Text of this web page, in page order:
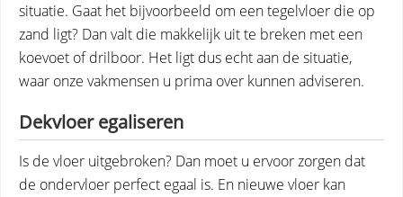
situatie. Gaat het bijvoorbeeld om een tegelvloer die op
zand ligt? Dan valt die makkelijk uit te breken met een
koevoet of drilboor. Het ligt dus echt aan de situatie,
waar onze vakmensen u prima over kunnen adviseren.
Dekvloer egaliseren
Is de vloer uitgebroken? Dan moet u ervoor zorgen dat
de ondervloer perfect egaal is. En nieuwe vloer kan